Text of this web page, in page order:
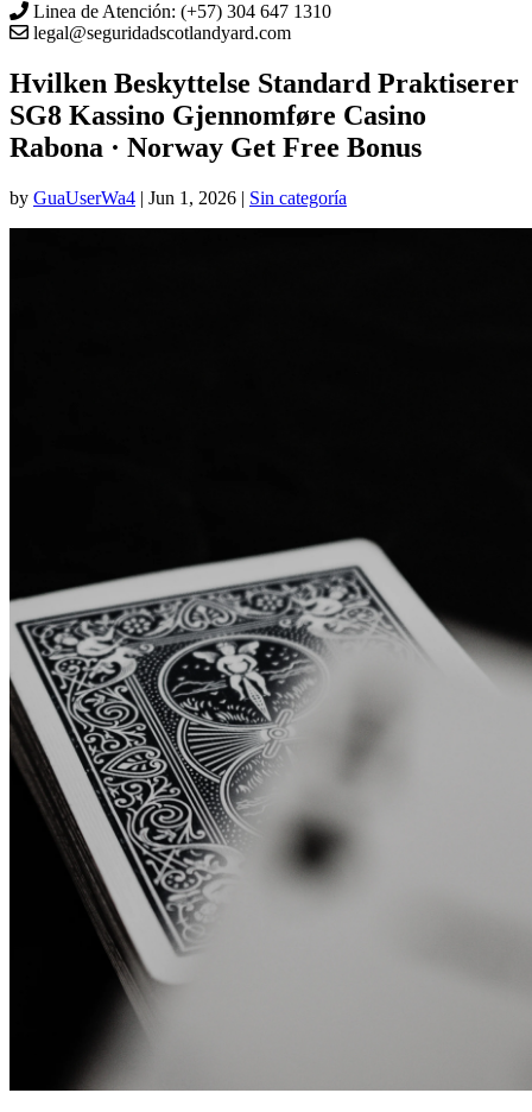
Linea de Atención: (+57) 304 647 1310
legal@seguridadscotlandyard.com
Hvilken Beskyttelse Standard Praktiserer
SG8 Kassino Gjennomføre Casino
Rabona · Norway Get Free Bonus
by GuaUserWa4 | Jun 1, 2026 | Sin categoría